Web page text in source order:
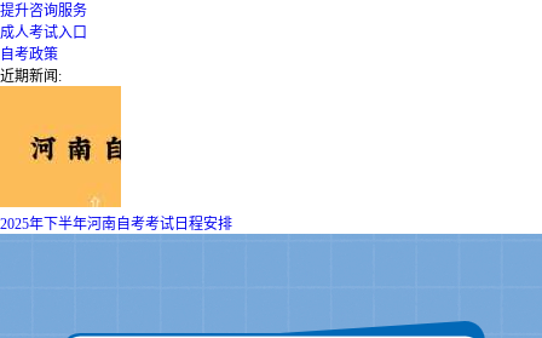
提升咨询服务
成人考试入口
自考政策
近期新闻:
2025年下半年河南自考考试日程安排